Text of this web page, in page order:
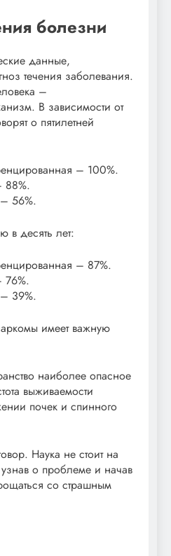
болезни
данные,
течения заболевания.
–
В зависимости от
о пятилетней
– 100%.
88%.
56%.
в десять лет:
– 87%.
39%.
имеет важную
наиболее опасное
выживаемости
почек и спинного
Наука не стоит на
о проблеме и начав
со страшным